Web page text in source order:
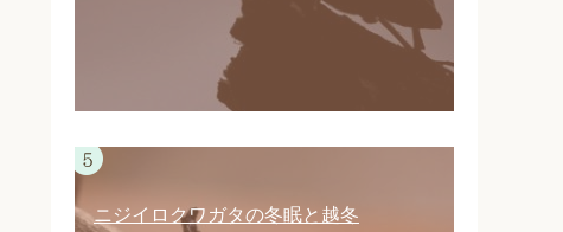
ニジイロクワガタの冬眠と越冬